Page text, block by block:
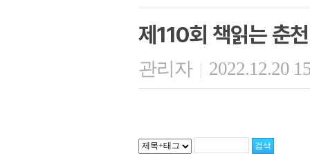
제110회 책읽는 춘천
관리자 | 2022.12.20